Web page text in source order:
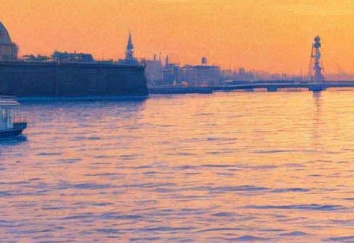
Музей Фаберже в связи свыставкой «Модильяни, Сутин и
другие легенды Монпарнаса»объявил конкурс. Его
участникам предлагается воссоздать образы с картин
Модильяни, Сутина, Валадон или Кислинга — художников,
чьи произведения представлены на выставке, и выложить
фотографию на своей странице в «Вконтакте» с хэштегом
#faberge_modi. Как вариант — свои работы можно прислать
по электронной почте в пиар-службу музея.
Победитель будет объявлен 29 декабря впаблике музея.Там
же можно узнать о призах.